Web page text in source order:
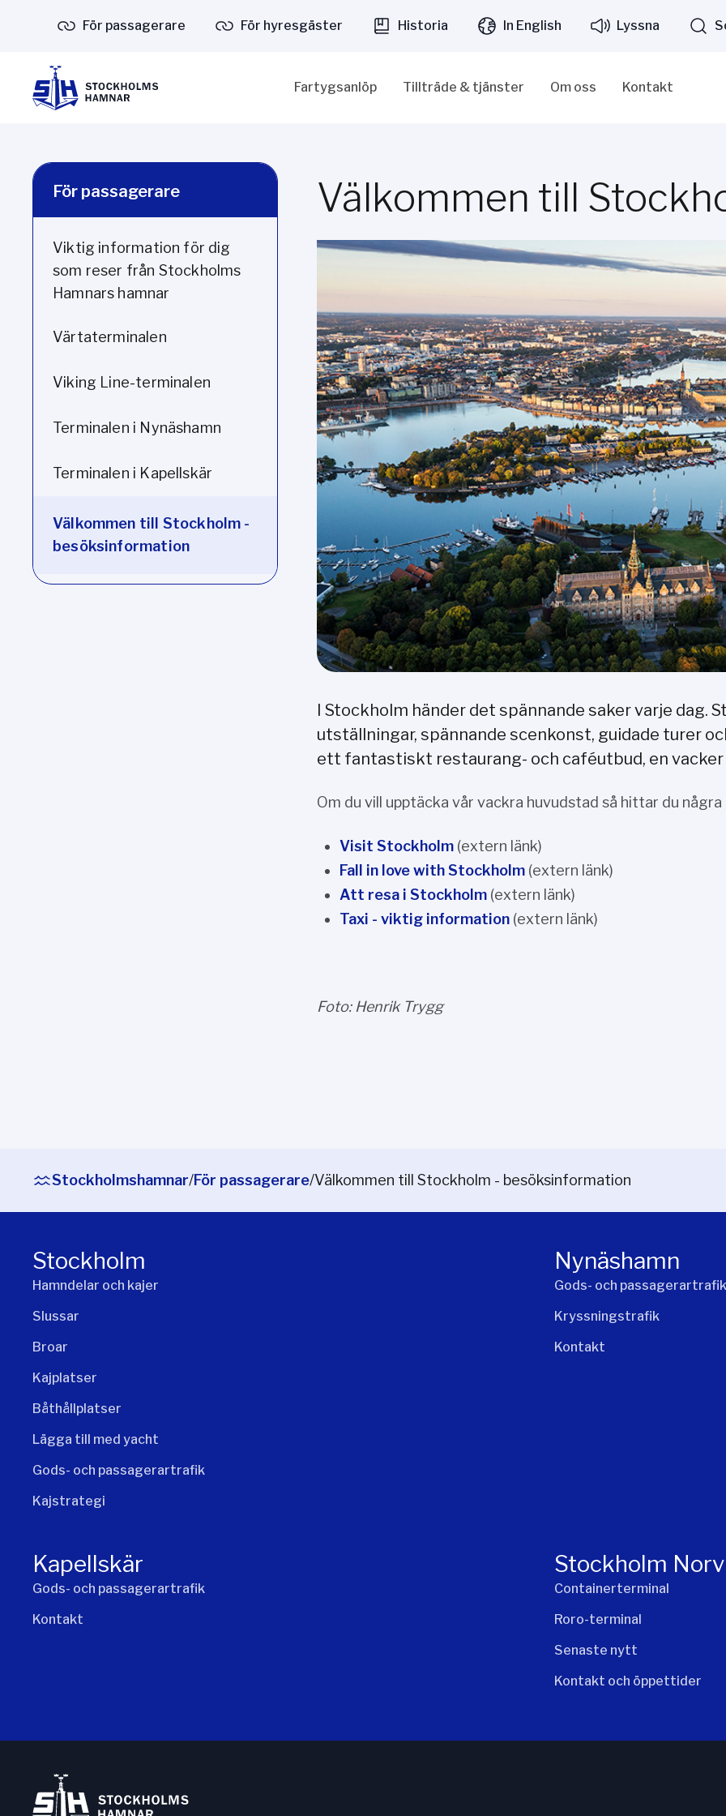
För passagerare För hyresgäster Historia In English Lyssna
Fartygsanlöp Tillträde & tjänster Om oss Kontakt
För passagerare
Viktig information för dig
som reser från Stockholms
Hamnars hamnar
Värtaterminalen
Viking Line-terminalen
Terminalen i Nynäshamn
Terminalen i Kapellskär
Välkommen till Stockholm -
besöksinformation
Välkommen till
I Stockholm händer det spännande saker varje dag.
utställningar, spännande scenkonst, guidade turer
ett fantastiskt restaurang- och caféutbud, en
Om du vill upptäcka vår vackra huvudstad så hittar du några
Visit Stockholm (extern länk)
Fall in love with Stockholm (extern länk)
Att resa i Stockholm (extern länk)
Taxi - viktig information (extern länk)
Foto: Henrik Trygg
Stockholmshamnar/För passagerare/Välkommen till Stockholm - besöksinformation
Stockholm
Hamndelar och kajer
Slussar
Broar
Kajplatser
Båthållplatser
Lägga till med yacht
Gods- och passagerartrafik
Kajstrategi
Nynäshamn
Gods- och passagerartrafik
Kryssningstrafik
Kontakt
Kapellskär
Gods- och passagerartrafik
Kontakt
Stockholm
Containerterminal
Roro-terminal
Senaste nytt
Kontakt och öppettider